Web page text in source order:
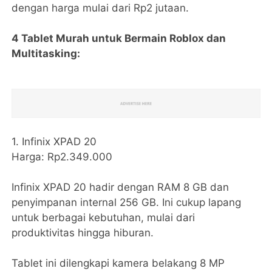
dengan harga mulai dari Rp2 jutaan.
4 Tablet Murah untuk Bermain Roblox dan
Multitasking:
1. Infinix XPAD 20
Harga: Rp2.349.000
Infinix XPAD 20 hadir dengan RAM 8 GB dan
penyimpanan internal 256 GB. Ini cukup lapang
untuk berbagai kebutuhan, mulai dari
produktivitas hingga hiburan.
Tablet ini dilengkapi kamera belakang 8 MP